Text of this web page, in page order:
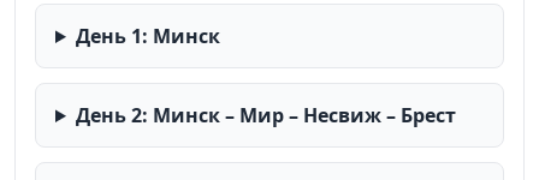
культуры. Тур идеально подходит для первого
знакомства с Беларусью.
День 1: Минск
День 2: Минск – Мир – Несвиж – Брест